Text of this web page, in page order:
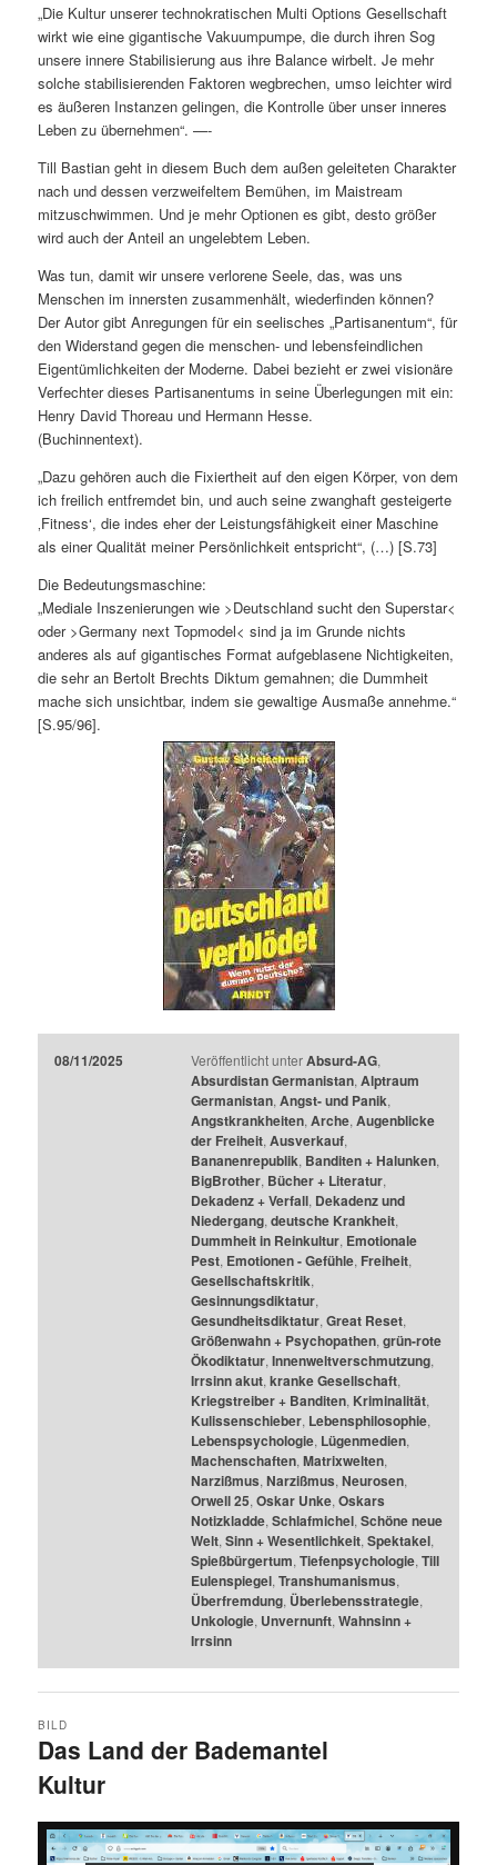
„Die Kultur unserer technokratischen Multi Options Gesellschaft
wirkt wie eine gigantische Vakuumpumpe, die durch ihren Sog
unsere innere Stabilisierung aus ihre Balance wirbelt. Je mehr
solche stabilisierenden Faktoren wegbrechen, umso leichter wird
es äußeren Instanzen gelingen, die Kontrolle über unser inneres
Leben zu übernehmen“. —-
Till Bastian geht in diesem Buch dem außen geleiteten Charakter
nach und dessen verzweifeltem Bemühen, im Maistream
mitzuschwimmen. Und je mehr Optionen es gibt, desto größer
wird auch der Anteil an ungelebtem Leben.
Was tun, damit wir unsere verlorene Seele, das, was uns
Menschen im innersten zusammenhält, wiederfinden können?
Der Autor gibt Anregungen für ein seelisches „Partisanentum“, für
den Widerstand gegen die menschen- und lebensfeindlichen
Eigentümlichkeiten der Moderne. Dabei bezieht er zwei visionäre
Verfechter dieses Partisanentums in seine Überlegungen mit ein:
Henry David Thoreau und Hermann Hesse.
(Buchinnentext).
„Dazu gehören auch die Fixiertheit auf den eigen Körper, von dem
ich freilich entfremdet bin, und auch seine zwanghaft gesteigerte
‚Fitness‘, die indes eher der Leistungsfähigkeit einer Maschine
als einer Qualität meiner Persönlichkeit entspricht“, (…) [S.73]
Die Bedeutungsmaschine:
„Mediale Inszenierungen wie >Deutschland sucht den Superstar<
oder >Germany next Topmodel< sind ja im Grunde nichts
anderes als auf gigantisches Format aufgeblasene Nichtigkeiten,
die sehr an Bertolt Brechts Diktum gemahnen; die Dummheit
mache sich unsichtbar, indem sie gewaltige Ausmaße annehme.“
[S.95/96].
08/11/2025 Veröffentlicht unter Absurd-AG,
Absurdistan Germanistan, Alptraum
Germanistan, Angst- und Panik,
Angstkrankheiten, Arche, Augenblicke
der Freiheit, Ausverkauf,
Bananenrepublik, Banditen + Halunken,
BigBrother, Bücher + Literatur,
Dekadenz + Verfall, Dekadenz und
Niedergang, deutsche Krankheit,
Dummheit in Reinkultur, Emotionale
Pest, Emotionen - Gefühle, Freiheit,
Gesellschaftskritik,
Gesinnungsdiktatur,
Gesundheitsdiktatur, Great Reset,
Größenwahn + Psychopathen, grün-rote
Ökodiktatur, Innenweltverschmutzung,
Irrsinn akut, kranke Gesellschaft,
Kriegstreiber + Banditen, Kriminalität,
Kulissenschieber, Lebensphilosophie,
Lebenspsychologie, Lügenmedien,
Machenschaften, Matrixwelten,
Narzißmus, Narzißmus, Neurosen,
Orwell 25, Oskar Unke, Oskars
Notizkladde, Schlafmichel, Schöne neue
Welt, Sinn + Wesentlichkeit, Spektakel,
Spießbürgertum, Tiefenpsychologie, Till
Eulenspiegel, Transhumanismus,
Überfremdung, Überlebensstrategie,
Unkologie, Unvernunft, Wahnsinn +
Irrsinn
Das Land der Bademantel
Kultur
BILD